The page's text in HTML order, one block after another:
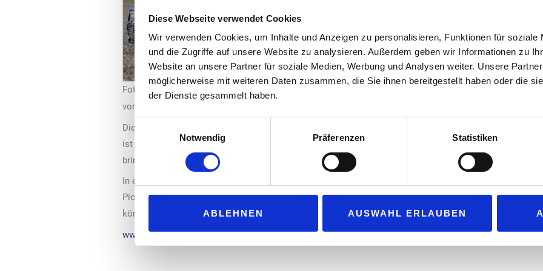
Diese Webseite verwendet Cookies
Wir verwenden Cookies, um Inhalte und Anzeigen zu personalisieren, Funktionen für soziale
und die Zugriffe auf unsere Website zu analysieren. Außerdem geben wir Informationen zu
Website an unsere Partner für soziale Medien, Werbung und Analysen weiter. Unsere
möglicherweise mit weiteren Daten zusammen, die Sie ihnen bereitgestellt haben oder die
der Dienste gesammelt haben.
Einwilligungsauswahl
Notwendig
Präferenzen Statistiken
ABLEHNEN AUSWAHL ERLAUBEN
Foto: Hoyer / Pickelmann
seine Versorgungssicherheit der
Vertriebspläne in Bayern verwirklichen
Deutschland die Versorgung mit
Zusammenarbeit erstreckt sich auch auf
von Hoyer auf Österreich auszuweiten.
Die Hoyer Card wird nicht nur an den eigenen Tankstellen akzeptiert, sondern an über 3.500 Stationen
ist auch das Netz der LNG-Stationen flächendeckend ausgebaut. Die Tankstellen von Pickelmann sind
bringt Pickelmann zusätzliche Kunden und den Hoyer-Kunden noch mehr Tankmöglichkeiten.
In einem sich wandelnden Markt, in dem zusätzlich neue Versorgungsströme etabliert werden müssen,
Pickelmann und Hoyer aus der Kooperation erhebliche strategische Vorteile für beide Seiten, die
können und sollen.
www.hoyer.de&www.pickelmann.de